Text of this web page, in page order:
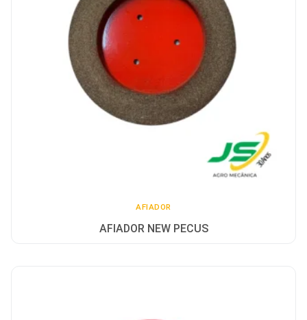
AFIADOR
AFIADOR NEW PECUS